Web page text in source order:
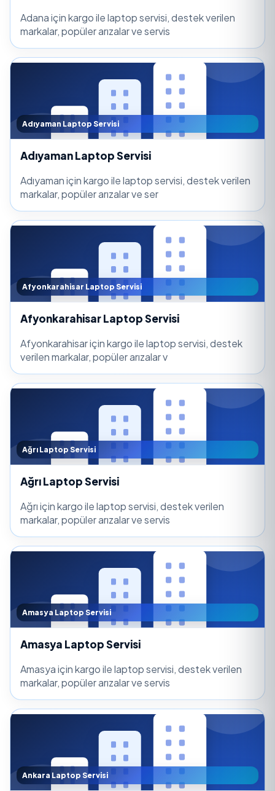
Adana için kargo ile laptop servisi, destek verilen
markalar, popüler arızalar ve servis
Adıyaman Laptop Servisi
Adıyaman Laptop Servisi
Adıyaman için kargo ile laptop servisi, destek verilen
markalar, popüler arızalar ve ser
Afyonkarahisar Laptop Servisi
Afyonkarahisar Laptop Servisi
Afyonkarahisar için kargo ile laptop servisi, destek
verilen markalar, popüler arızalar v
Ağrı Laptop Servisi
Ağrı Laptop Servisi
Ağrı için kargo ile laptop servisi, destek verilen
markalar, popüler arızalar ve servis
Amasya Laptop Servisi
Amasya Laptop Servisi
Amasya için kargo ile laptop servisi, destek verilen
markalar, popüler arızalar ve servis
Ankara Laptop Servisi